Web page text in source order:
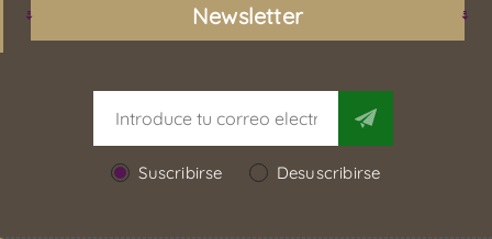
Newsletter
Suscribirse Desuscribirse